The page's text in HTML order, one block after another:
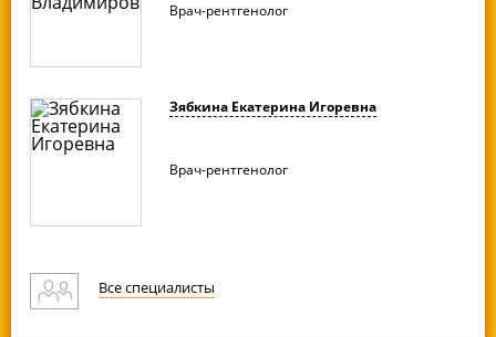
Врач-рентгенолог
Зябкина Екатерина Игоревна
Врач-рентгенолог
Все специалисты